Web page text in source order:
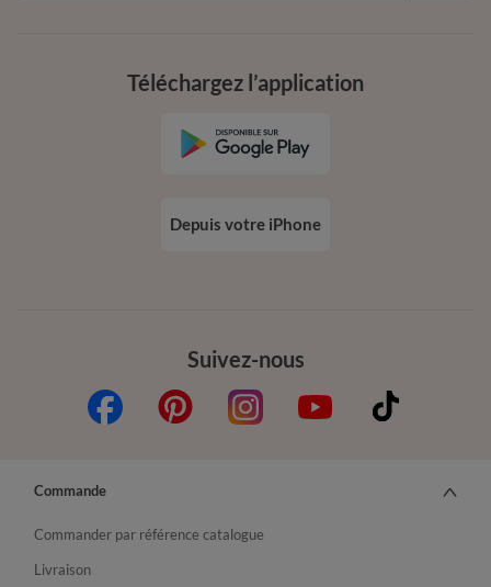
Suivez-nous
Téléchargez l’application
Depuis votre iPhone
Commande
Commander par référence catalogue
Livraison